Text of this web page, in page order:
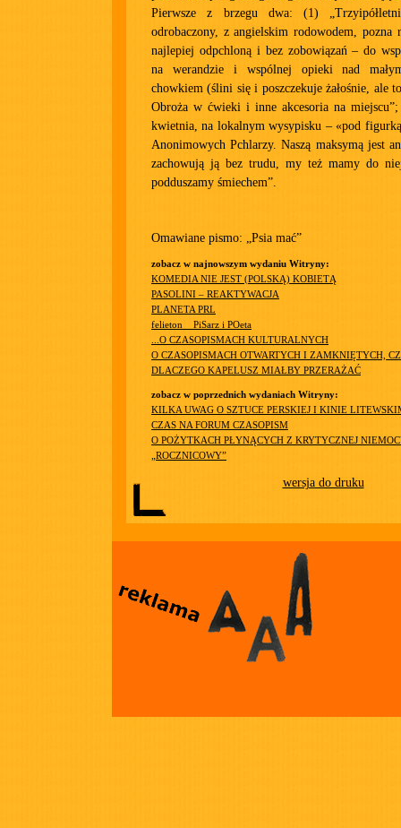
Pierwsze z brzegu dwa: (1)
odrobaczony, z angielskim rodowodem, pozna
najlepiej odpchloną i bez zobowiązań – do
na werandzie i wspólnej opieki nad
chowkiem (ślini się i poszczekuje żałośnie, ale
Obroża w ćwieki i inne akcesoria na
kwietnia, na lokalnym wysypisku – «pod
Anonimowych Pchlarzy. Naszą maksymą jest
zachowują ją bez trudu, my też mamy do
podduszamy śmiechem”.
Omawiane pismo: „Psia mać”
zobacz w najnowszym wydaniu Witryny:
KOMEDIA NIE JEST (POLSKĄ) KOBIETĄ
PASOLINI – REAKTYWACJA
PLANETA PRL
felieton__PiSarz i POeta
...O CZASOPISMACH KULTURALNYCH
O CZASOPISMACH OTWARTYCH I ZAMKNIĘTYCH,
DLACZEGO KAPELUSZ MIAŁBY PRZERAŻAĆ
zobacz w poprzednich wydaniach Witryny:
KILKA UWAG O SZTUCE PERSKIEJ I KINIE
CZAS NA FORUM CZASOPISM
O POŻYTKACH PŁYNĄCYCH Z KRYTYCZNEJ
„ROCZNICOWY”
wersja do druku